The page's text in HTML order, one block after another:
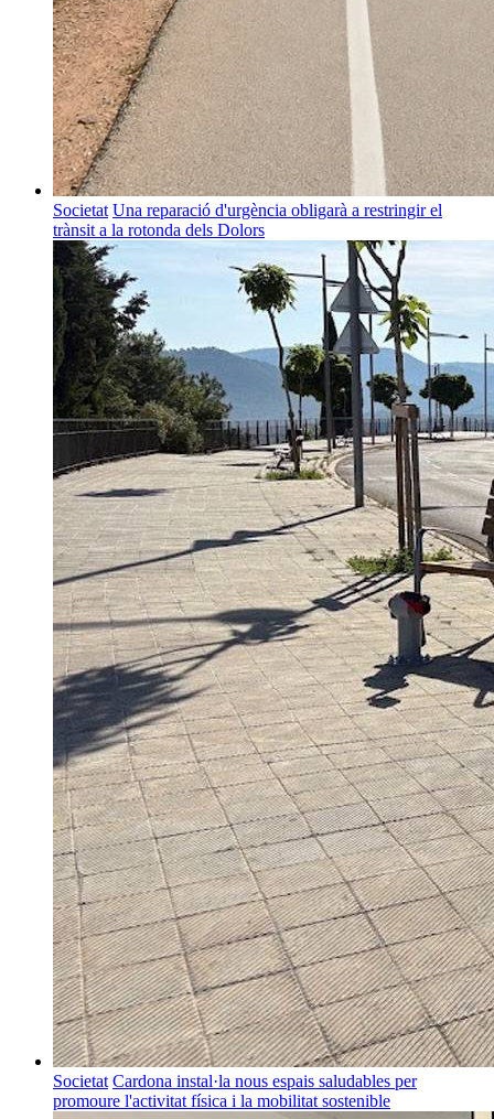
Societat Una reparació d'urgència obligarà a restringir el
trànsit a la rotonda dels Dolors
Societat Cardona instal·la nous espais saludables per
promoure l'activitat física i la mobilitat sostenible